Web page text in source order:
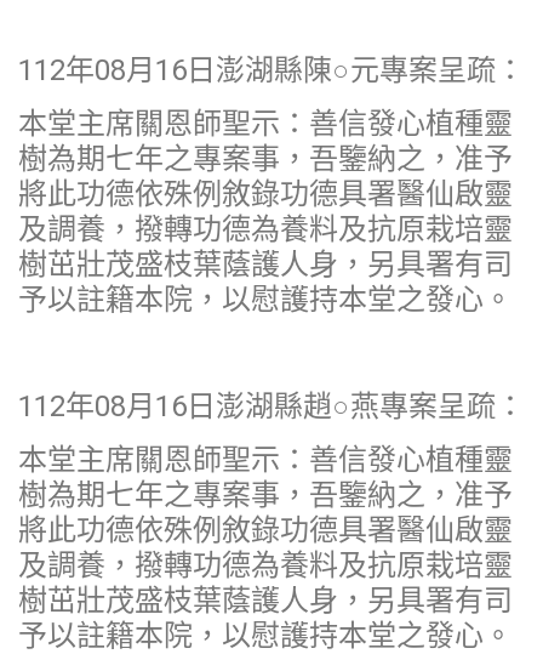
112年08月16日澎湖縣陳○元專案呈疏：
本堂主席關恩師聖示：善信發心植種靈
樹為期七年之專案事，吾鑒納之，准予
將此功德依殊例敘錄功德具署醫仙啟靈
及調養，撥轉功德為養料及抗原栽培靈
樹茁壯茂盛枝葉蔭護人身，另具署有司
予以註籍本院，以慰護持本堂之發心。
112年08月16日澎湖縣趙○燕專案呈疏：
本堂主席關恩師聖示：善信發心植種靈
樹為期七年之專案事，吾鑒納之，准予
將此功德依殊例敘錄功德具署醫仙啟靈
及調養，撥轉功德為養料及抗原栽培靈
樹茁壯茂盛枝葉蔭護人身，另具署有司
予以註籍本院，以慰護持本堂之發心。